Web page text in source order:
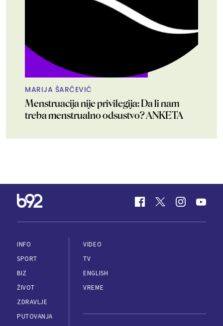
MARIJA ŠARČEVIĆ
Menstruacija nije privilegija: Da li nam
treba menstrualno odsustvo? ANKETA
INFO
SPORT
BIZ
ŽIVOT
ZDRAVLJE
PUTOVANJA
VIDEO
TV
ENGLISH
VREME